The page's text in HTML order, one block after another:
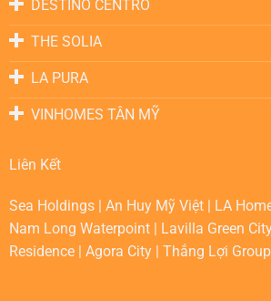
DESTINO CENTRO
THE SOLIA
LA PURA
VINHOMES TÂN MỸ
Liên Kết
Sea Holdings An Huy Mỹ Việt LA
Nam Long Waterpoint
Lavilla Green
Residence
Agora City Thắng Lợi Group